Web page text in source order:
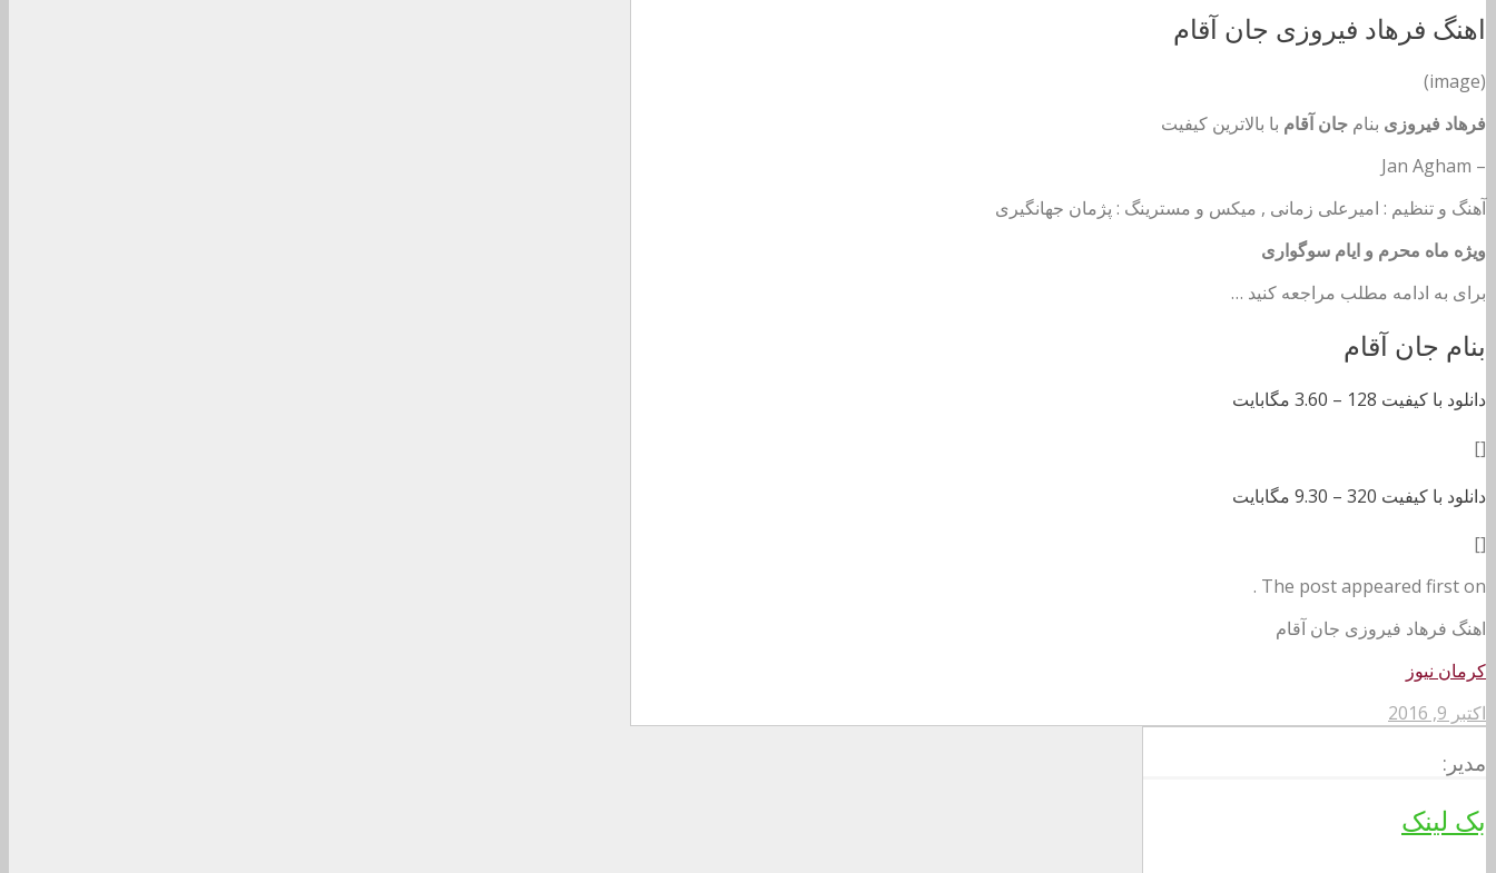
اهنگ فرهاد فیروزی جان آقام
(image)
فرهاد فیروزی بنام جان آقام با بالاترین کیفیت
– Jan Agham
آهنگ و تنظیم : امیرعلی زمانی , میکس و مسترینگ : پژمان جهانگیری
ویژه ماه محرم و ایام سوگواری
برای به ادامه مطلب مراجعه کنید …
بنام جان آقام
دانلود با کیفیت 128 –
3.60 مگابایت
[]
دانلود با کیفیت 320 –
9.30 مگابایت
[]
The post appeared first on .
اهنگ فرهاد فیروزی جان آقام
کرمان نیوز
اکتبر 9, 2016
مدیر:
بک لینک